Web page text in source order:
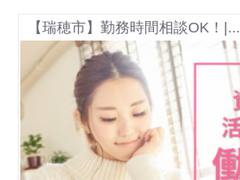
【瑞穂市】勤務時間相談OK！|...